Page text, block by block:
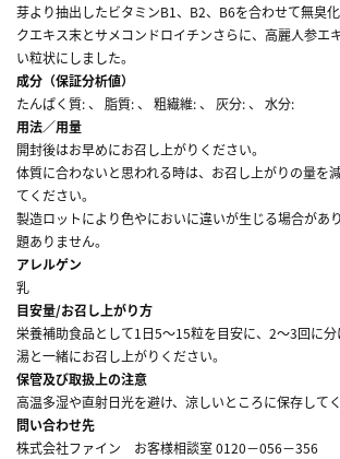
芽より抽出したビタミンB1、B2、B6を合わせて無臭
クエキス末とサメコンドロイチンさらに、高麗人参エ
い粒状にしました。
成分（保証分析値）
たんぱく質: 、 脂質: 、 粗繊維: 、 灰分: 、 水分:
用法／用量
開封後はお早めにお召し上がりください。
体質に合わないと思われる時は、お召し上がりの量を
てください。
製造ロットにより色やにおいに違いが生じる場合があ
題ありません。
アレルゲン
乳
目安量/お召し上がり方
栄養補助食品として1日5～15粒を目安に、2～3回に
湯と一緒にお召し上がりください。
保管及び取扱上の注意
高温多湿や直射日光を避け、涼しいところに保存してく
問い合わせ先
株式会社ファイン お客様相談室 0120－056－356